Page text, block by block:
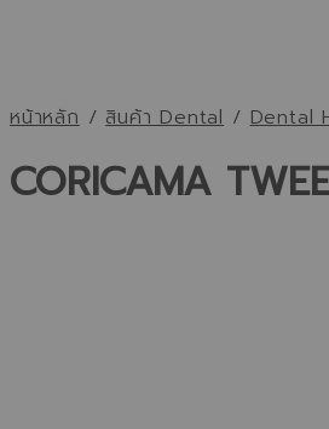
หน้าหลัก / สินค้า Dental / Dental
CORICAMA